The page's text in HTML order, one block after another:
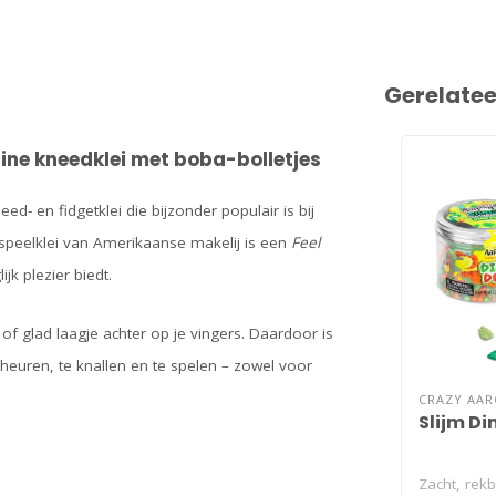
kneedklei met boba-bolletjes
en fidgetklei die bijzonder populair is bij
van Amerikaanse makelij is een Feel
plezier biedt.
glad laagje achter op je vingers. Daardoor is
te knallen en te spelen – zowel voor
CRAZY
Slijm
Zacht,